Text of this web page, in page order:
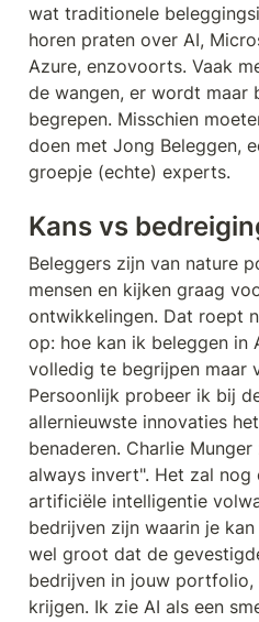
wat traditionele
horen praten over AI,
Azure, enzovoorts. Vaak
de wangen, er wordt maar
begrepen. Misschien
doen met Jong Beleggen,
groepje (echte) experts.
Kans vs
Beleggers zijn van nature
mensen en kijken graag
ontwikkelingen. Dat roept
op: hoe kan ik beleggen in
volledig te begrijpen maar
Persoonlijk probeer ik bij
allernieuwste innovaties
benaderen. Charlie
always invert". Het zal nog
artificiële intelligentie
bedrijven zijn waarin je
wel groot dat de
bedrijven in jouw portfolio,
krijgen. Ik zie AI als een